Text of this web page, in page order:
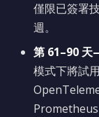
僅限已簽署
週。
第 61–90 天
模式下將試
Prometheus